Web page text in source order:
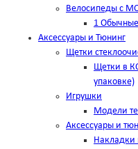
Велосипеды с
1
Аксессуары и Тюнинг
Щетки
Щетки в
упаковке)
Игрушки
Модели
Аксессуары и
Накладки